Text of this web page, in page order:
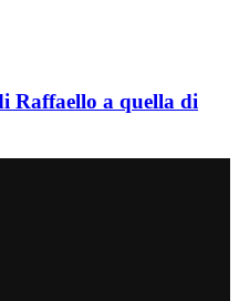
Raffaello a quella di